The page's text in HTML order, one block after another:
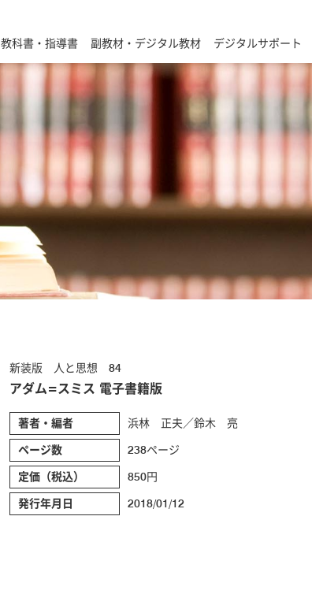
教科書・指導書 副教材・デジタル教材 デジタルサポート
新装版 人と思想 84
アダム=スミス 電子書籍版
著者・編者 浜林 正夫／鈴木 亮
ページ数 238ページ
定価（税込） 850円
発行年月日 2018/01/12